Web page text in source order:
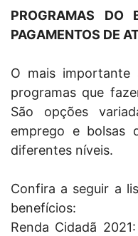
PROGRAMAS
PAGAMENTOS DE
O mais
programas que
São opções
emprego e bolsas
diferentes níveis.
Confira a seguir a
benefícios:
Renda Cidadã